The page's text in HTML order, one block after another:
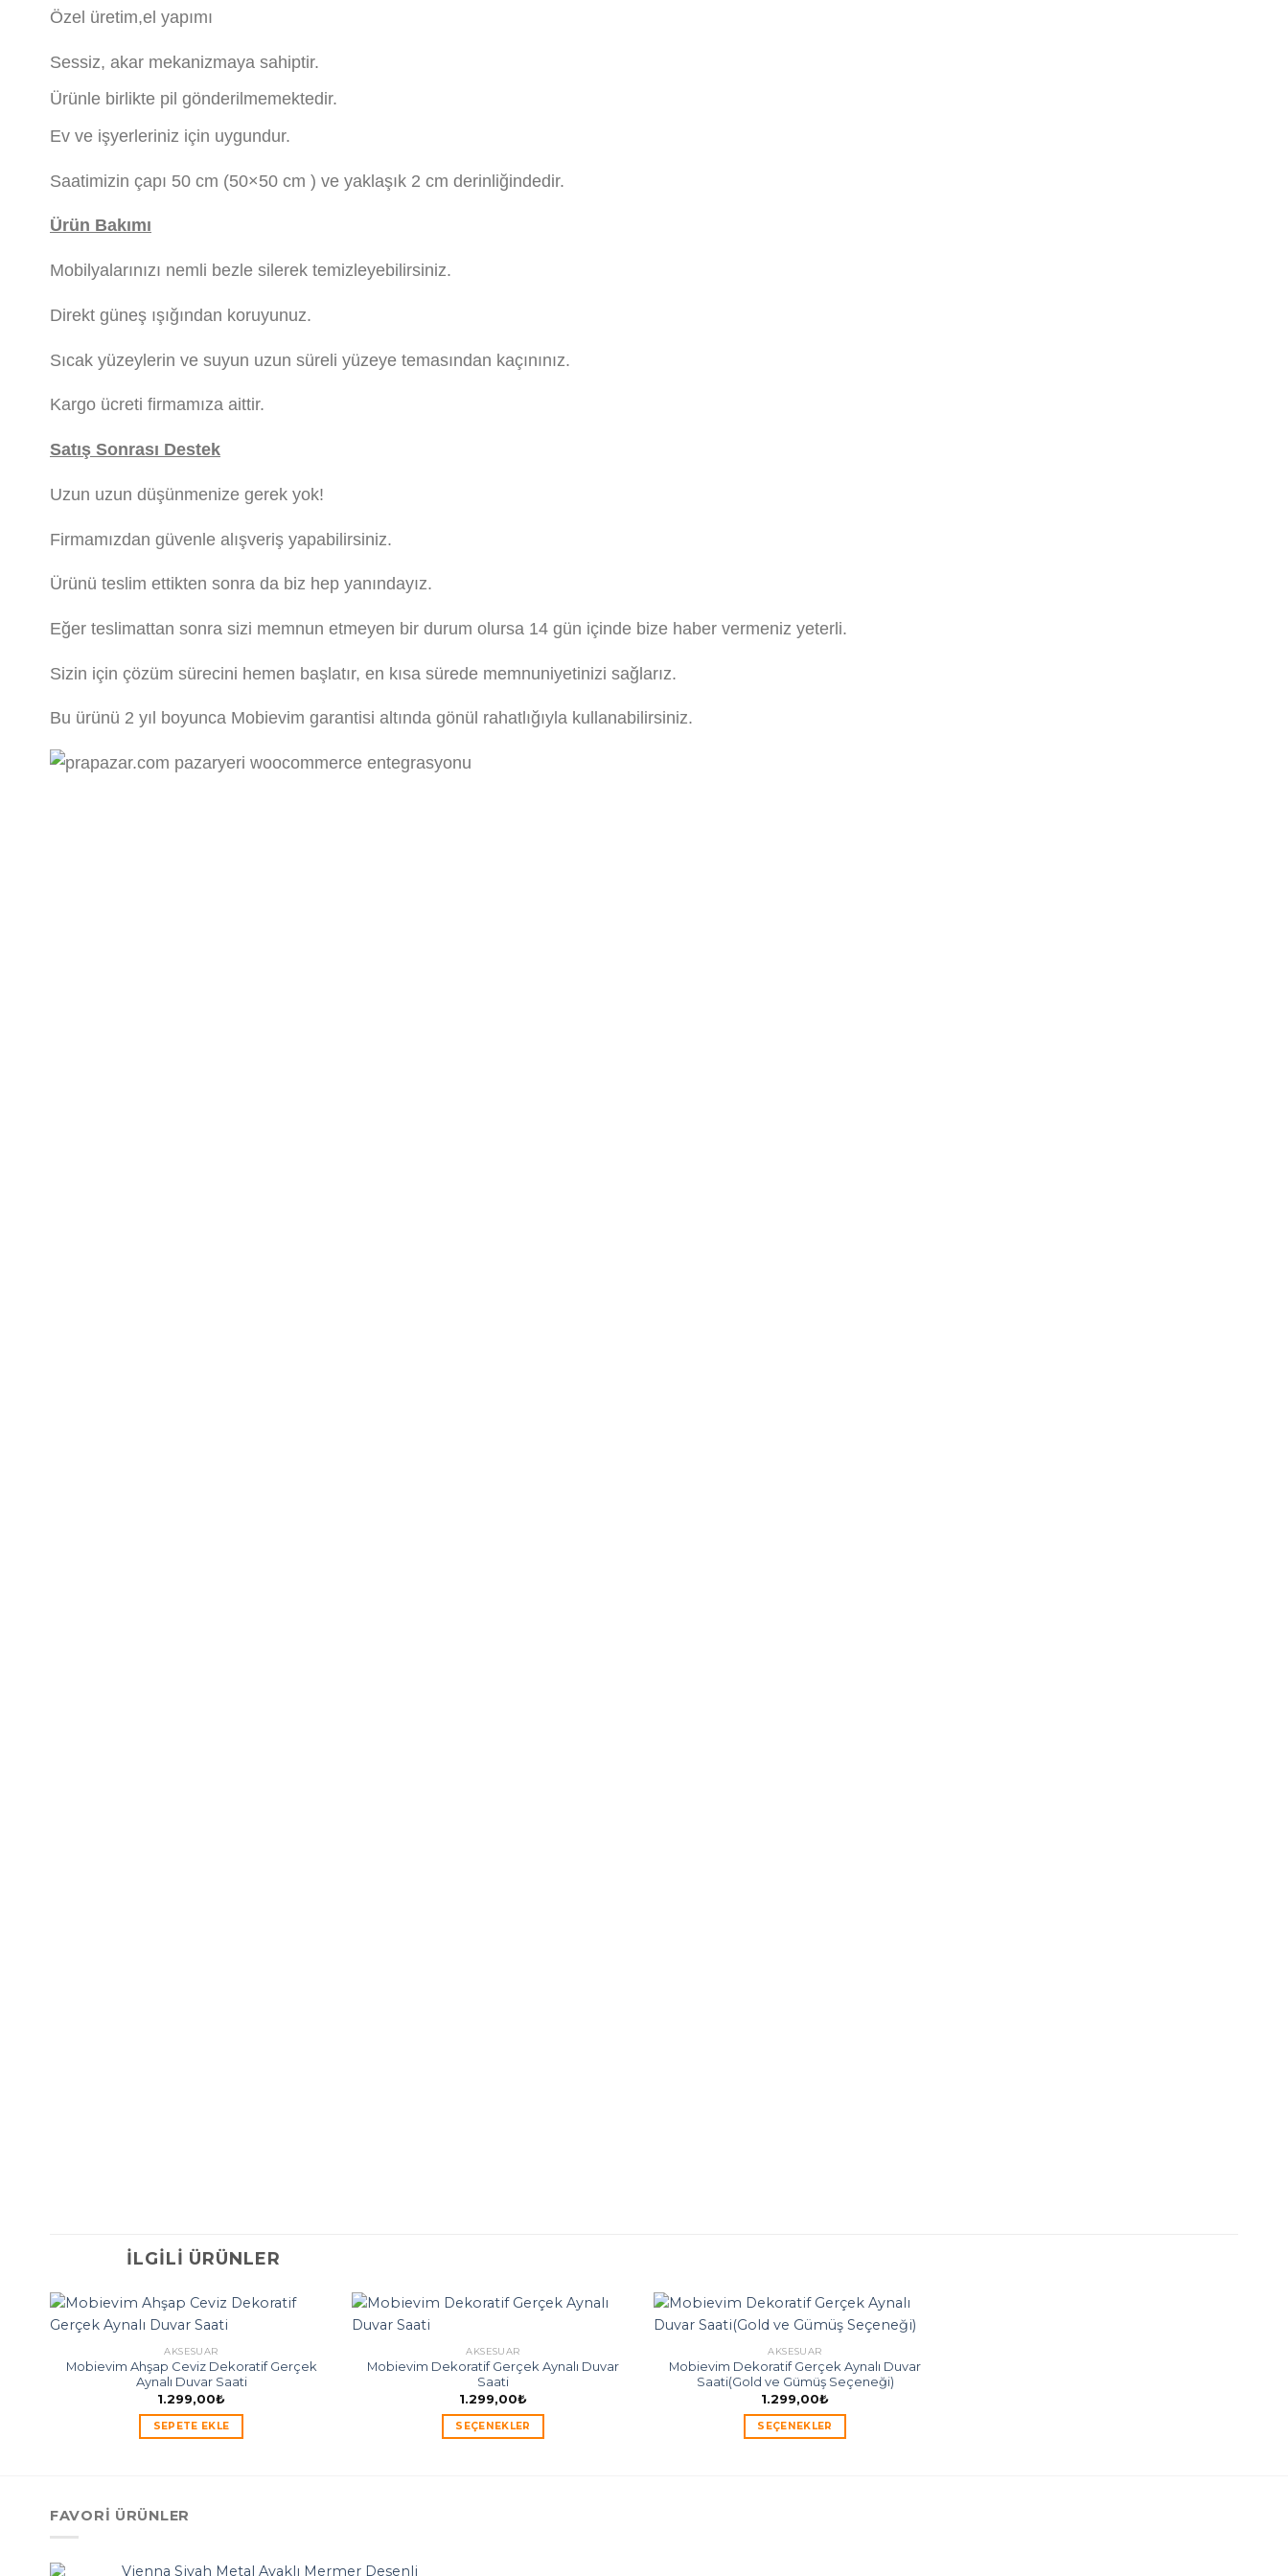
Özel üretim,el yapımı
Sessiz, akar mekanizmaya sahiptir.
Ürünle birlikte pil gönderilmemektedir.
Ev ve işyerleriniz için uygundur.
Saatimizin çapı 50 cm (50×50 cm ) ve yaklaşık 2 cm derinliğindedir.
Ürün Bakımı
Mobilyalarınızı nemli bezle silerek temizleyebilirsiniz.
Direkt güneş ışığından koruyunuz.
Sıcak yüzeylerin ve suyun uzun süreli yüzeye temasından kaçınınız.
Kargo ücreti firmamıza aittir.
Satış Sonrası Destek
Uzun uzun düşünmenize gerek yok!
Firmamızdan güvenle alışveriş yapabilirsiniz.
Ürünü teslim ettikten sonra da biz hep yanındayız.
Eğer teslimattan sonra sizi memnun etmeyen bir durum olursa 14 gün içinde bize haber vermeniz yeterli.
Sizin için çözüm sürecini hemen başlatır, en kısa sürede memnuniyetinizi sağlarız.
Bu ürünü 2 yıl boyunca Mobievim garantisi altında gönül rahatlığıyla kullanabilirsiniz.
İLGILI ÜRÜNLER
AKSESUAR
Mobievim Ahşap Ceviz Dekoratif Gerçek
Aynalı Duvar Saati
1.299,00₺
SEPETE EKLE
AKSESUAR
Mobievim Dekoratif Gerçek Aynalı Duvar
Saati
1.299,00₺
SEÇENEKLER
AKSESUAR
Mobievim Dekoratif Gerçek Aynalı Duvar
Saati(Gold ve Gümüş Seçeneği)
1.299,00₺
SEÇENEKLER
FAVORI ÜRÜNLER
Vienna Siyah Metal Ayaklı Mermer Desenli